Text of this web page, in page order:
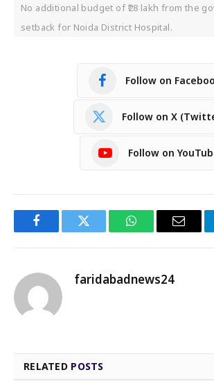
No additional budget of ₹28 lakh from the
setback for Noida District Hospital.
Follow on
Follow on X
Follow on
FacebookTwitter WhatsAppEmail
faridabadnews24
RELATED POSTS